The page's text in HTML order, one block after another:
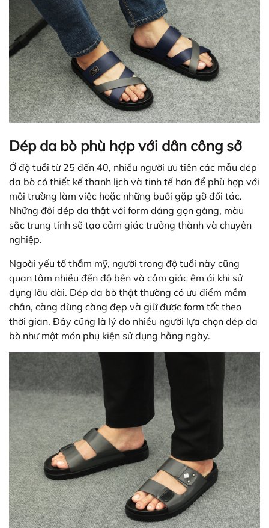
Dép da bò phù hợp với dân công sở
Ở độ tuổi từ 25 đến 40, nhiều người ưu tiên các mẫu dép
da bò có thiết kế thanh lịch và tinh tế hơn để phù hợp với
môi trường làm việc hoặc những buổi gặp gỡ đối tác.
Những đôi dép da thật với form dáng gọn gàng, màu
sắc trung tính sẽ tạo cảm giác trưởng thành và chuyên
nghiệp.
Ngoài yếu tố thẩm mỹ, người trong độ tuổi này cũng
quan tâm nhiều đến độ bền và cảm giác êm ái khi sử
dụng lâu dài. Dép da bò thật thường có ưu điểm mềm
chân, càng dùng càng đẹp và giữ được form tốt theo
thời gian. Đây cũng là lý do nhiều người lựa chọn dép da
bò như một món phụ kiện sử dụng hằng ngày.